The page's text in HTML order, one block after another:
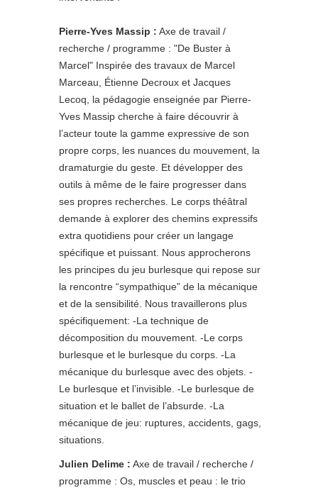
Pierre-Yves Massip : Axe de travail /
recherche / programme : "De Buster à
Marcel" Inspirée des travaux de Marcel
Marceau, Étienne Decroux et Jacques
Lecoq, la pédagogie enseignée par Pierre-
Yves Massip cherche à faire découvrir à
l’acteur toute la gamme expressive de son
propre corps, les nuances du mouvement, la
dramaturgie du geste. Et développer des
outils à même de le faire progresser dans
ses propres recherches. Le corps théâtral
demande à explorer des chemins expressifs
extra quotidiens pour créer un langage
spécifique et puissant. Nous approcherons
les principes du jeu burlesque qui repose sur
la rencontre “sympathique” de la mécanique
et de la sensibilité. Nous travaillerons plus
spécifiquement: -La technique de
décomposition du mouvement. -Le corps
burlesque et le burlesque du corps. -La
mécanique du burlesque avec des objets. -
Le burlesque et l’invisible. -Le burlesque de
situation et le ballet de l’absurde. -La
mécanique de jeu: ruptures, accidents, gags,
situations.
Julien Delime : Axe de travail / recherche /
programme : Os, muscles et peau : le trio